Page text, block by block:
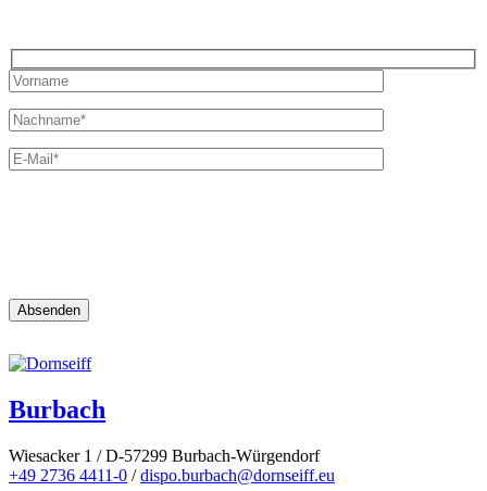
Burbach
Wiesacker 1 / D-57299 Burbach-Würgendorf
+49 2736 4411-0 /dispo.burbach@dornseiff.eu